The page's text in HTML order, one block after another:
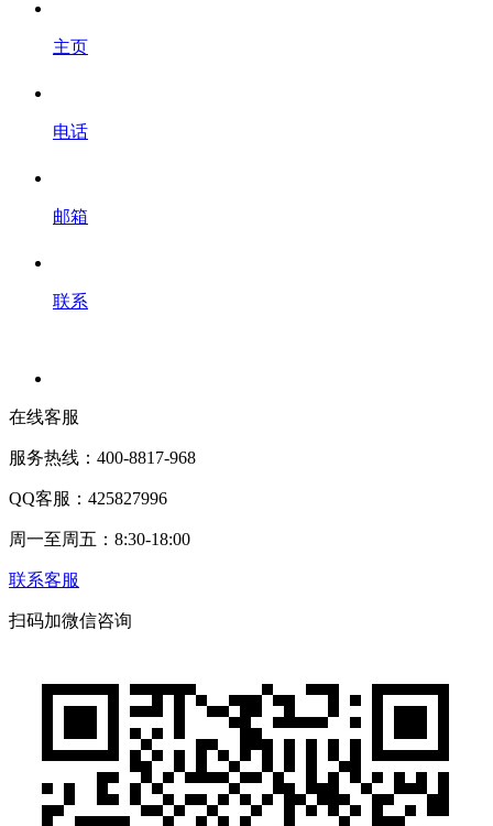
主页
电话
邮箱
联系
在线客服
服务热线：400-8817-968
QQ客服：425827996
周一至周五：8:30-18:00
联系客服
扫码加微信咨询